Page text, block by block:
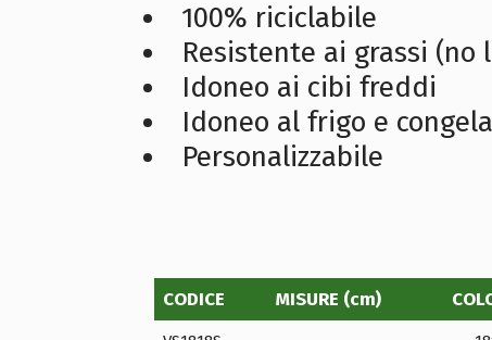
100% riciclabile
Resistente ai grassi (no
Idoneo ai cibi freddi
Idoneo al frigo e
Personalizzabile
CODICE MISURE (cm)